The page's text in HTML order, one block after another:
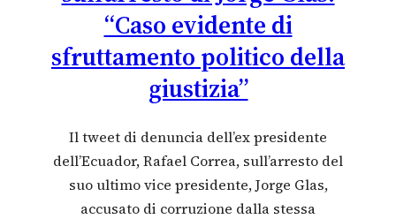
“Caso evidente di
sfruttamento politico della
giustizia”
Il tweet di denuncia dell’ex presidente
dell’Ecuador, Rafael Correa, sull’arresto del
suo ultimo vice presidente, Jorge Glas,
accusato di corruzione dalla stessa